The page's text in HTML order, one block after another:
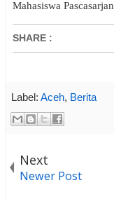
Mahasiswa
SHARE :
Label: Aceh, Berita
Next
Newer Post